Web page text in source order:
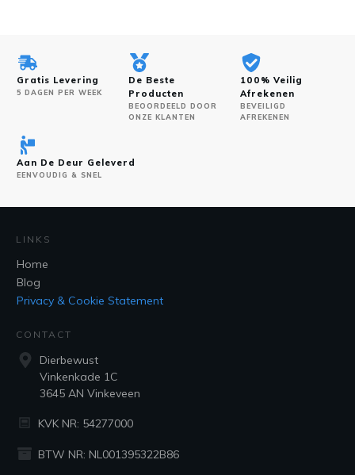
Gratis Levering
5 DAGEN PER WEEK
De Beste
Producten
BEOORDEELD DOOR
ONZE KLANTEN
100% Veilig
Afrekenen
BEVEILIGD
AFREKENEN
Aan De Deur Geleverd
EENVOUDIG & SNEL
LINKS
Home
Blog
Privacy & Cookie Statement
CONTACT
Dierbewust
Vinkenkade 1C
3645 AN Vinkeveen
KVK NR: 54277000
BTW NR: NL001395322B86